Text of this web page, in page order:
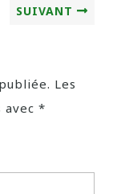
SUIVANT
Les
*